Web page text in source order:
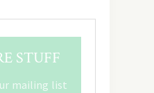
STUFF
mailing list